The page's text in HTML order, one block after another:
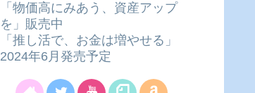
「物価高にみあう、資産アップ
を」販売中
「推し活で、お金は増やせる」
2024年6月発売予定